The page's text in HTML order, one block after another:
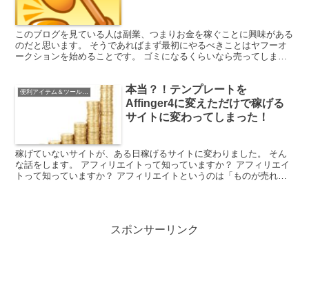
このブログを見ている人は副業、つまりお金を稼ぐことに興味がある
のだと思います。 そうであればまず最初にやるべきことはヤフーオ
ークションを始めることです。 ゴミになるくらいなら売ってしまえ
便利アイテム＆ツールの紹介
本当？！テンプレートを
Affinger4に変えただけで稼げる
サイトに変わってしまった！
稼げていないサイトが、ある日稼げるサイトに変わりました。 そん
な話をします。 アフィリエイトって知っていますか？ アフィリエイ
トって知っていますか？ アフィリエイトというのは「ものが売れた
スポンサーリンク